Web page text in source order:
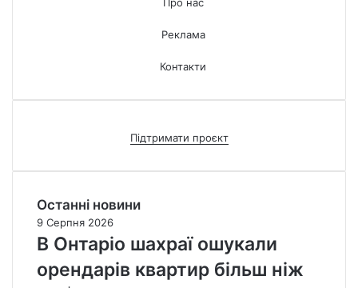
Реклама
Контакти
Підтримати проєкт
Останні новини
9 Серпня 2026
В Онтаріо шахраї ошукали
орендарів квартир більш ніж